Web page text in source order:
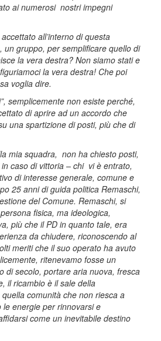
ai numerosi nostri impegni
all’interno di questa
un gruppo, per semplificare quello di
la vera destra? Non siamo stati e
la vera destra! Che poi
voglia dire.
semplicemente non esiste perché,
di aprire ad un accordo che
una spartizione di posti, più che di
mia squadra, non ha chiesto posti,
caso di vittoria – chi vi è entrato,
di interesse generale, comune e
25 anni di guida politica Remaschi,
del Comune. Remaschi, si
fisica, ma ideologica,
più che il PD in quanto tale, era
da chiudere, riconoscendo al
meriti che il suo operato ha avuto
ritenevamo fosse un
di secolo, portare aria nuova, fresca
il ricambio è il sale della
comunità che non riesca a
energie per rinnovarsi e
come un inevitabile destino